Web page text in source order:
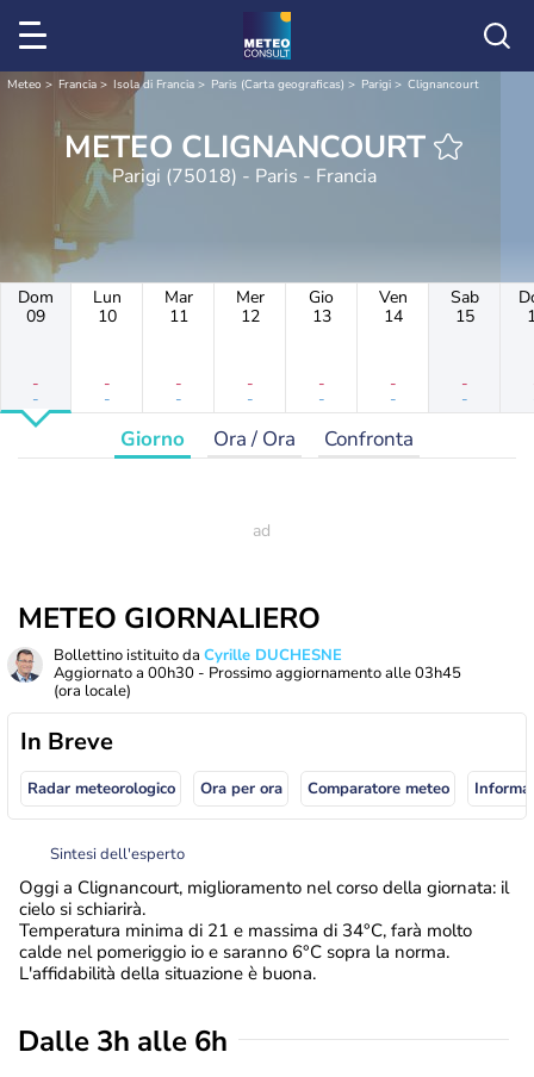
Meteo Francia Isola di Francia Paris (Carta geograficas) Parigi Clignancourt
METEO CLIGNANCOURT
Parigi (75018) - Paris - Francia
Dom
09
-
-
Lun
10
-
-
Mar
11
-
-
Mer
12
-
-
Gio
13
-
-
Ven
14
-
-
Sab
15
-
-
Giorno Ora / Ora Confronta
METEO GIORNALIERO
Bollettino istituito da Cyrille DUCHESNE
Aggiornato a 00h30 - Prossimo aggiornamento alle03h45
(ora locale)
In Breve
Radar meteorologico Ora per ora Comparatore meteo
Sintesi dell'esperto
Oggi a Clignancourt, miglioramento nel corso della giornata: il
cielo si schiarirà.
Temperatura minima di 21 e massima di 34°C, farà molto
calde nel pomeriggio io e saranno 6°C sopra la norma.
L'affidabilità della situazione è buona.
Dalle 3h alle 6h